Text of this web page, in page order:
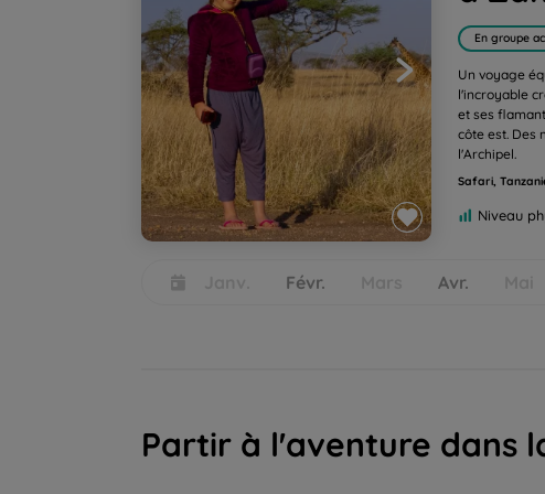
slideslide
slide
En groupe
Un voyage
l'incroyable
et ses
côte est. Des
l'Archipel.
Safari,
Niveau
Févr. Avr.
Partir à l'aventure dans